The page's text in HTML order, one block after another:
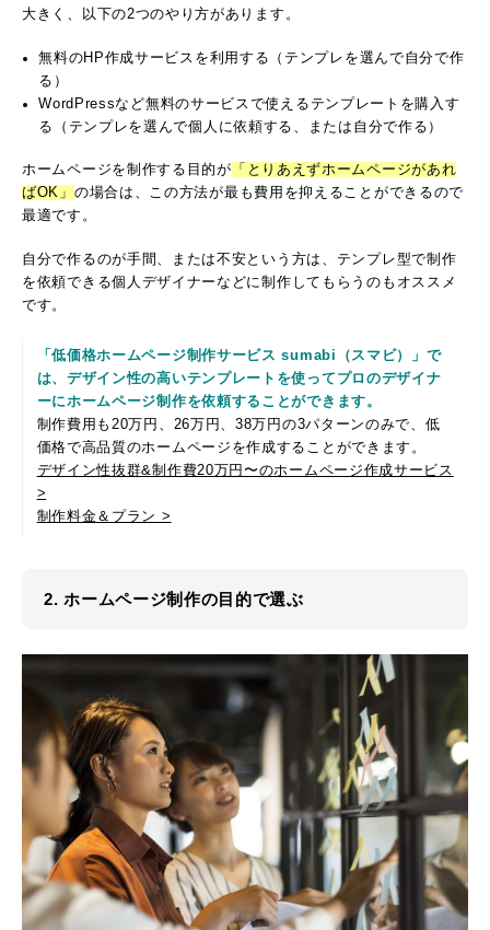
大きく、以下の2つのやり方があります。
無料のHP作成サービスを利用する（テンプレを選んで自分で作
る）
WordPressなど無料のサービスで使えるテンプレートを購入す
る（テンプレを選んで個人に依頼する、または自分で作る）
ホームページを制作する目的が 「とりあえずホームページがあれ
ばOK」 の場合は、この方法が最も費用を抑えることができるので
最適です。
自分で作るのが手間、または不安という方は、テンプレ型で制作
を依頼できる個人デザイナーなどに制作してもらうのもオススメ
です。
「低価格ホームページ制作サービス sumabi（スマビ）」で
は、デザイン性の高いテンプレートを使ってプロのデザイナ
ーにホームページ制作を依頼することができます。
制作費用も20万円、26万円、38万円の3パターンのみで、低
価格で高品質のホームページを作成することができます。
デザイン性抜群&制作費20万円〜のホームページ作成サービス
>
制作料金＆プラン >
2. ホームページ制作の目的で選ぶ